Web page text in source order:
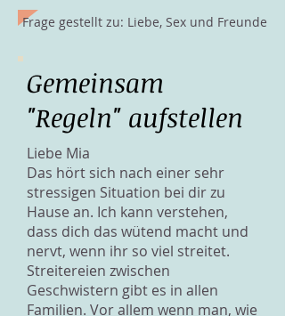
Frage gestellt zu: Liebe, Sex und Freunde
Gemeinsam
"Regeln" aufstellen
Liebe Mia
Das hört sich nach einer sehr
stressigen Situation bei dir zu
Hause an. Ich kann verstehen,
dass dich das wütend macht und
nervt, wenn ihr so viel streitet.
Streitereien zwischen
Geschwistern gibt es in allen
Familien. Vor allem wenn man, wie